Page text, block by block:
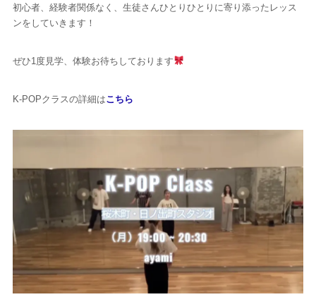
初心者、経験者関係なく、生徒さんひとりひとりに寄り添ったレッス
ンをしていきます！
ぜひ1度見学、体験お待ちしております
K-POPクラスの詳細はこちら